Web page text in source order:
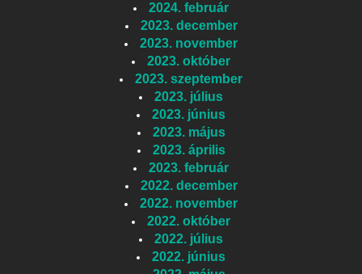
2024. február
2023. december
2023. november
2023. október
2023. szeptember
2023. július
2023. június
2023. május
2023. április
2023. február
2022. december
2022. november
2022. október
2022. július
2022. június